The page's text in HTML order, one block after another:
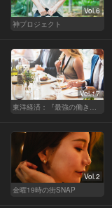
Vol.6
神プロジェクト
Vol.17
Vol.2
金曜19時の街SNAP